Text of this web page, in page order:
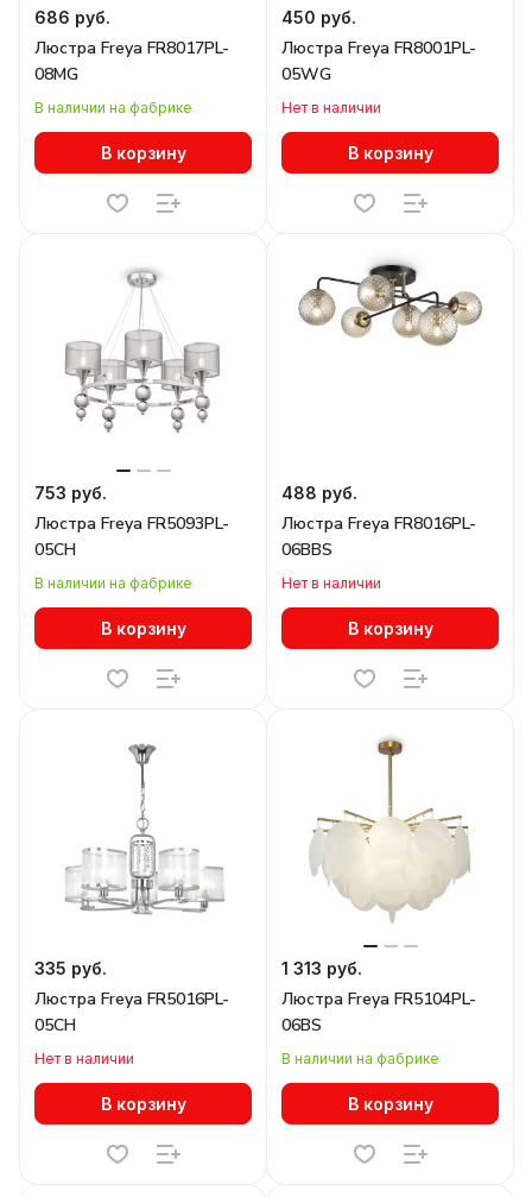
686 руб.
Люстра Freya FR8017PL-
08MG
В наличии на фабрике
В корзину
450 руб.
Люстра Freya FR8001PL-
05WG
Нет в наличии
В корзину
753 руб.
Люстра Freya FR5093PL-
05CH
В наличии на фабрике
В корзину
488 руб.
Люстра Freya FR8016PL-
06BBS
Нет в наличии
В корзину
335 руб.
Люстра Freya FR5016PL-
05CH
Нет в наличии
В корзину
1 313 руб.
Люстра Freya FR5104PL-
06BS
В наличии на фабрике
В корзину